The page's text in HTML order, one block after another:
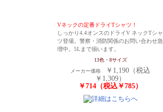
Vネックの定番ドライTシャツ！
しっかり4.4オンスのドライV ネックTシャ
ツ登場。警察・消防関係のお問い合わせ急
増中。5Lまで揃います。
13色・8サイズ
メーカー価格
￥1,190（税込
￥1,309）
￥714（税込￥785）